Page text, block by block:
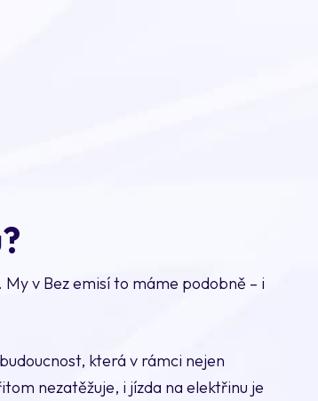
v Bez emisí to máme podobně – i
která v rámci nejen
nezatěžuje, i jízda na elektřinu je